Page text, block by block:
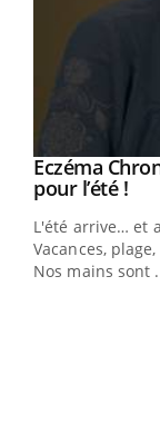
Youtube
Eczéma
pour l’été !
L'été arrive… et
Vacances,
Nos mains sont